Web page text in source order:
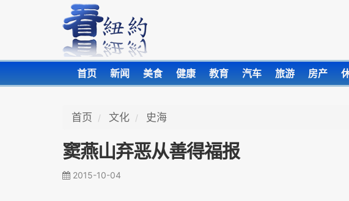
首页 新闻 美食 健康 教育 汽车 旅游 房产
首页 文化 史海
窦燕山弃恶从善得福报
2015-10-04